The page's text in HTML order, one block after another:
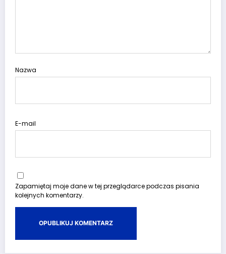
Nazwa
E-mail
Zapamiętaj moje dane w tej przeglądarce podczas pisania
kolejnych komentarzy.